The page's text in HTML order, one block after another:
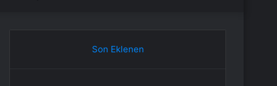
Son Eklenen